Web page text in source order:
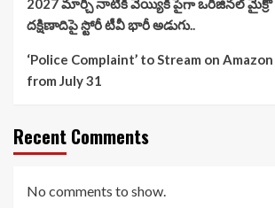
2027 మార్చి నాటికి వెయ్యికి పైగా ఒరిజినల్
దక్షిణాదిపై స్టోరీ టీవీ భారీ అడుగు..
‘Police Complaint’ to Stream on
from July 31
Recent Comments
No comments to show.